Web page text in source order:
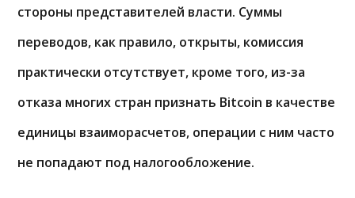
стороны представителей власти. Суммы
переводов, как правило, открыты, комиссия
практически отсутствует, кроме того, из-за
отказа многих стран признать Bitcoin в качестве
единицы взаиморасчетов, операции с ним часто
не попадают под налогообложение.